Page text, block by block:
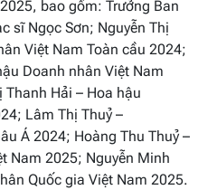
bao gồm: Trưởng Ban
sĩ Ngọc Sơn; Nguyễn Thị
Việt Nam Toàn cầu 2024;
Doanh nhân Việt Nam
Thanh Hải – Hoa hậu
; Lâm Thị Thuỷ –
Á 2024; Hoàng Thu Thuỷ –
Nam 2025; Nguyễn Minh
Quốc gia Việt Nam 2025.